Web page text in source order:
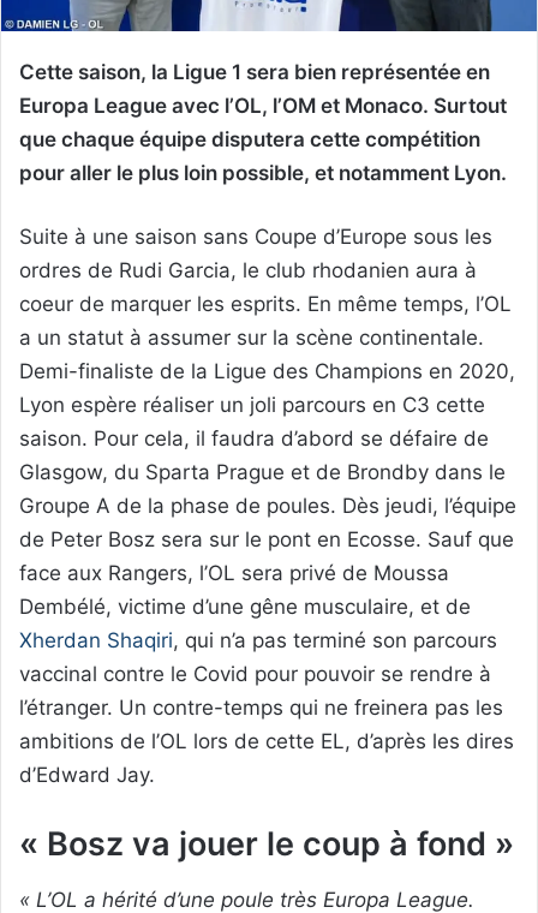
Cette saison, la Ligue 1 sera bien représentée en
Europa League avec l’OL, l’OM et Monaco. Surtout
que chaque équipe disputera cette compétition
pour aller le plus loin possible, et notamment Lyon.
Suite à une saison sans Coupe d’Europe sous les
ordres de Rudi Garcia, le club rhodanien aura à
coeur de marquer les esprits. En même temps, l’OL
a un statut à assumer sur la scène continentale.
Demi-finaliste de la Ligue des Champions en 2020,
Lyon espère réaliser un joli parcours en C3 cette
saison. Pour cela, il faudra d’abord se défaire de
Glasgow, du Sparta Prague et de Brondby dans le
Groupe A de la phase de poules. Dès jeudi, l’équipe
de Peter Bosz sera sur le pont en Ecosse. Sauf que
face aux Rangers, l’OL sera privé de Moussa
Dembélé, victime d’une gêne musculaire, et de
Xherdan Shaqiri, qui n’a pas terminé son parcours
vaccinal contre le Covid pour pouvoir se rendre à
l’étranger. Un contre-temps qui ne freinera pas les
ambitions de l’OL lors de cette EL, d’après les dires
d’Edward Jay.
« Bosz va jouer le coup à fond »
« L’OL a hérité d’une poule très Europa League.